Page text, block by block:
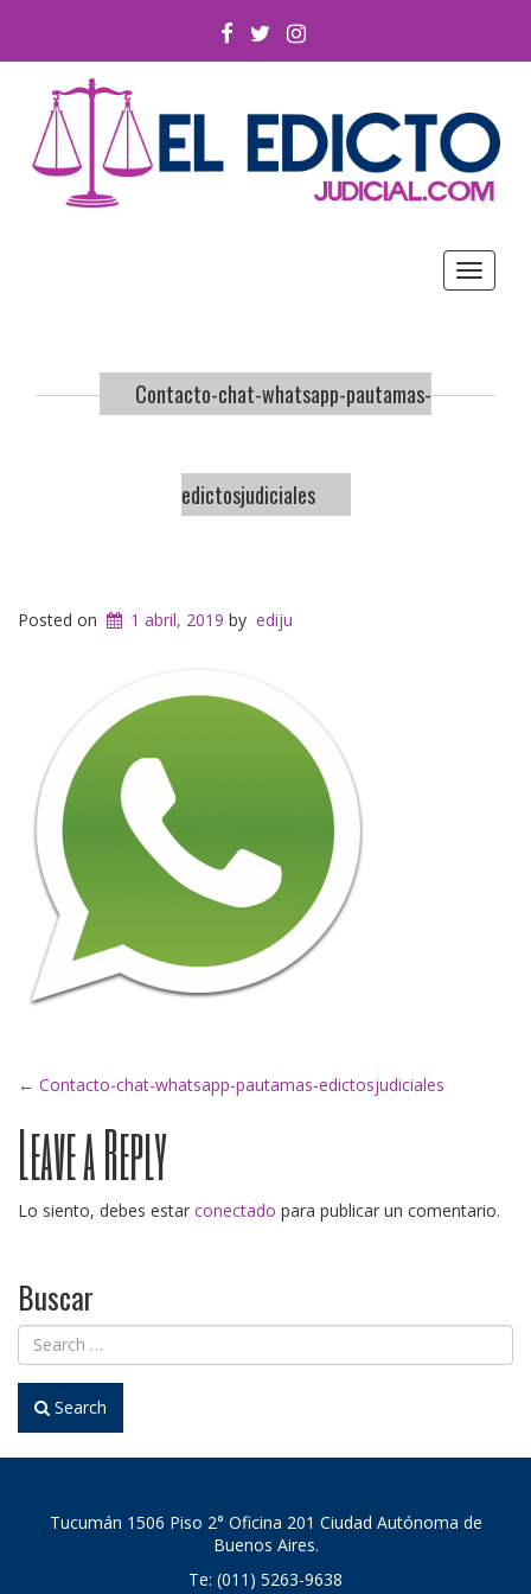
FACEBOOK
TWITTERINSTAGRAM
Toggle
Contacto-chat-whatsapp-pautamas-
edictosjudiciales
Posted on 1 abril, 2019 by ediju
Post
navigation
← Contacto-chat-whatsapp-pautamas-edictosjudiciales
Leave a Reply
Lo siento, debes estar conectado para publicar un comentario.
Buscar
Search
Tucumán 1506 Piso 2° Oficina 201 Ciudad Autónoma de
Buenos Aires.
Te: (011) 5263-9638